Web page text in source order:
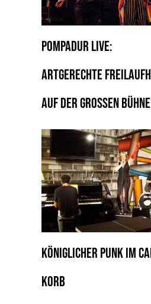
POMPADUR LIVE:
ARTGERECHTE
AUF DER GROSSEN BÜHNE
KÖNIGLICHER PUNK IM
KORB